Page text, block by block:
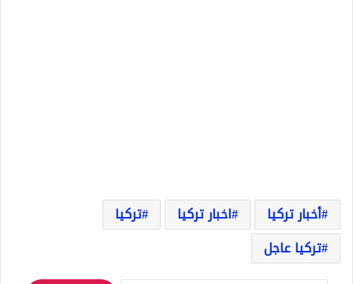
أخبار تركيا اخبار تركيا
تركيا
تركيا عاجل